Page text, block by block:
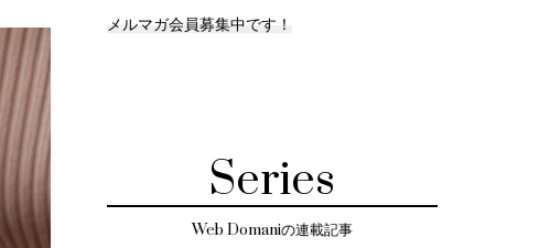
メルマガ会員募集中です！
Series
Web Domaniの連載記事